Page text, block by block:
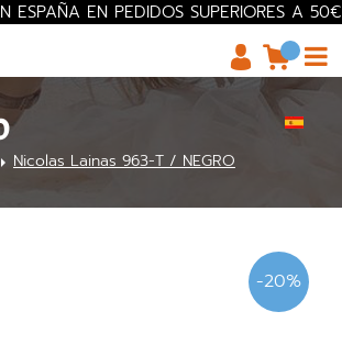
ESPAÑA EN PEDIDOS SUPERIORES A 50€
Nicolas Lainas 963-T / NEGRO
-20%